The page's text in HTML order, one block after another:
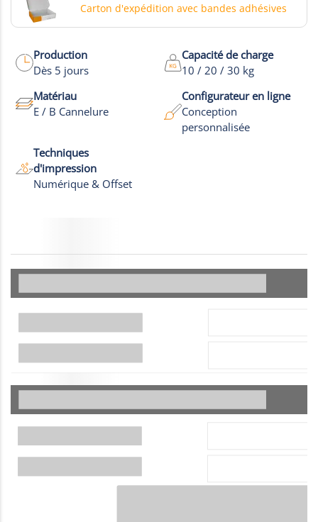
+1
Carton d'expédition avec bandes adhésives
Production
Dès 5 jours
Capacité de charge
10 / 20 / 30 kg
Matériau
E / B Cannelure
Configurateur en ligne
Conception
personnalisée
Techniques
d'impression
Numérique & Offset